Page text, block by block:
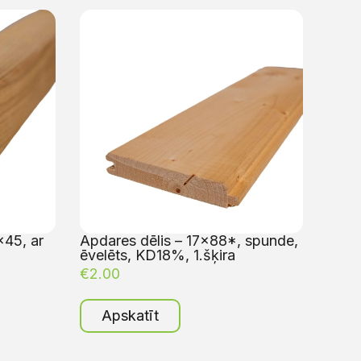
ar
Apdares dēlis – 17×88*, spunde,
ēvelēts, KD18%, 1.šķira
€2.00
Apskatīt